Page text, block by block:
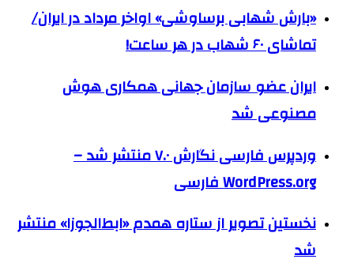
«بارش شهابی برساوشی» اواخر مرداد در ایران/
تماشای ۶۰ شهاب در هر ساعت!
ایران عضو سازمان جهانی همکاری هوش
مصنوعی شد
وردپرس فارسی نگارش ۷.۰ منتشر شد –
WordPress.org فارسی
نخستین تصویر از ستاره همدم «ابط‌الجوزا» منتشر
شد